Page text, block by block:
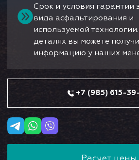
Срок и условия гарантии
вида асфальтирования и
используемой
деталях вы можете
информацию у наших
+7 (985) 615-